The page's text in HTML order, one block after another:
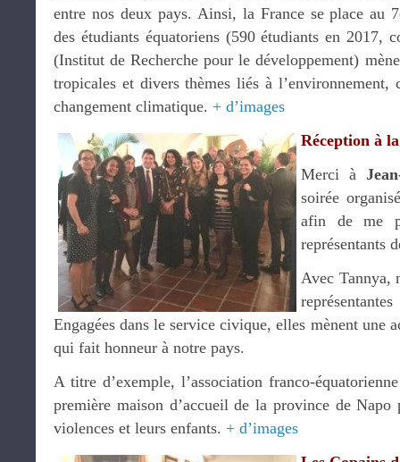
entre nos deux pays. Ainsi, la France se place au
des étudiants équatoriens (590 étudiants en 2017,
(Institut de Recherche pour le développement)
tropicales et divers thèmes liés à
changement climatique. + d’images
Réception à
Merci à
soirée
afin de me
représentants
Avec Tannya,
Engagées dans le service civique, elles mènent une
qui fait honneur à notre pays.
A titre d’exemple, l’association franco-
première maison d’accueil de la province de
violences et leurs enfants. + d’images